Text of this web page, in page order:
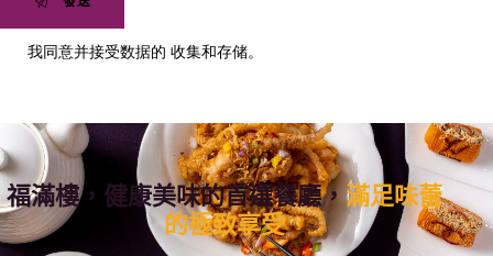
我同意并接受数据的收集和存储。
福滿樓，健康美味的首選餐廳， 滿足味蕾
的極致享受